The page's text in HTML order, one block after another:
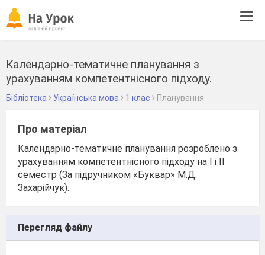
Календарно-тематичне планування з
урахуванням компетентнісного підходу.
Бібліотека Українська мова 1 клас Планування
Про матеріал
Календарно-тематичне планування розроблено з
урахуванням компетентнісного підходу на І і ІІ
семестр (За підручником «Буквар» М.Д.
Захарійчук).
Перегляд файлу